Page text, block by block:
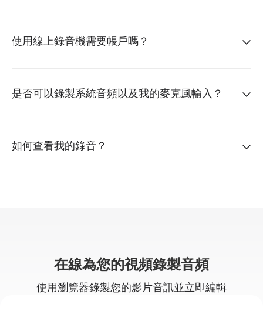
使用線上錄音機需要帳戶嗎？
是否可以錄製系統音頻以及我的麥克風輸入？
如何查看我的錄音？
在線為您的視頻錄製音頻
使用瀏覽器錄製您的影片音訊並立即編輯